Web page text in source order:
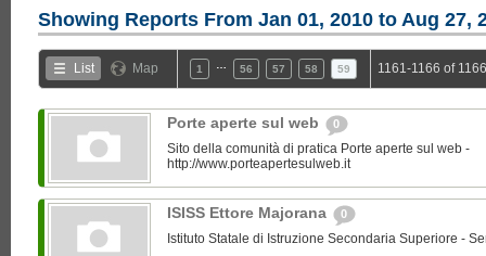
Showing Reports From Jan 01, 2010 to Aug 27,
List Map 1 56 57 58 59 1161-1166 of
Porte aperte sul web 0
Sito della comunità di pratica Porte aperte sul web -
http://www.porteapertesulweb.it
ISISS Ettore Majorana 0
Istituto Statale di Istruzione Secondaria Superiore -